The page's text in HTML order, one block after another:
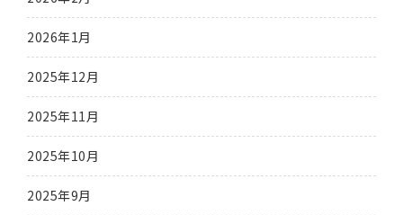
2026年1月
2025年12月
2025年11月
2025年10月
2025年9月